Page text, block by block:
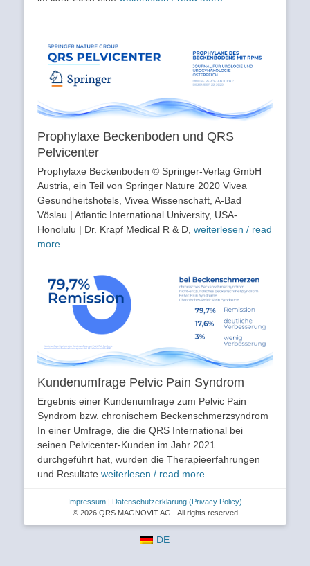
Prophylaxe Beckenboden und QRS
Pelvicenter
Prophylaxe Beckenboden © Springer-Verlag GmbH
Austria, ein Teil von Springer Nature 2020 Vivea
Gesundheitshotels, Vivea Wissenschaft, A-Bad
Vöslau | Atlantic International University, USA-
Honolulu | Dr. Krapf Medical R & D, weiterlesen / read
more...
Kundenumfrage Pelvic Pain Syndrom
Ergebnis einer Kundenumfrage zum Pelvic Pain
Syndrom bzw. chronischem Beckenschmerzsyndrom
In einer Umfrage, die die QRS International bei
seinen Pelvicenter-Kunden im Jahr 2021
durchgeführt hat, wurden die Therapieerfahrungen
und Resultate weiterlesen / read more...
Impressum | Datenschutzerklärung (Privacy Policy)
© 2026 QRS MAGNOVIT AG - All rights reserved
DE